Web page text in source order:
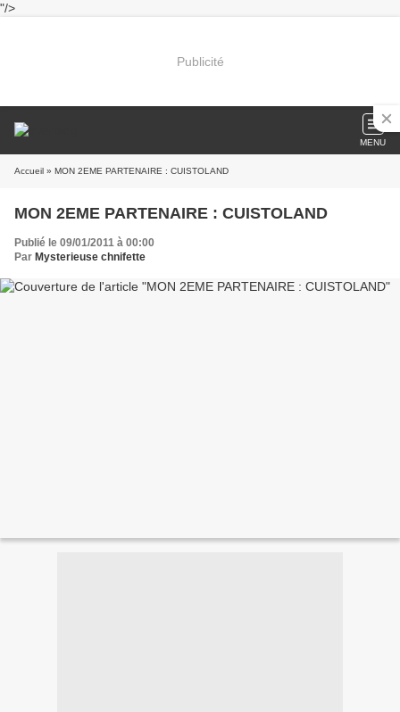
"/>
Publicité
MENU
Accueil » MON 2EME PARTENAIRE : CUISTOLAND
MON 2EME PARTENAIRE : CUISTOLAND
Publié le 09/01/2011 à 00:00
Par Mysterieuse chnifette